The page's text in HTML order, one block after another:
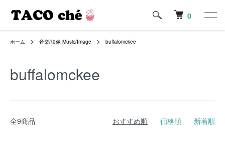
0
ホーム 音楽/映像 Music/Image buffalomckee
buffalomckee
全9商品 おすすめ順 価格順 新着順